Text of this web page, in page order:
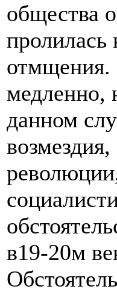
общества
пролилась
отмщения.
медленно,
данном
в19-20м